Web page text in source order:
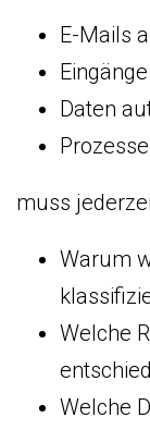
E-Mails
Daten
muss
Warum
Welche
Welche